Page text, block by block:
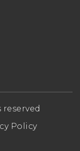
Policy